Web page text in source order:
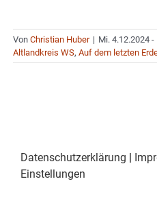
Von Christian Huber | Mi. 4.12.2024 -
Altlandkreis WS, Auf dem letzten
Datenschutzerklärung |
Einstellungen